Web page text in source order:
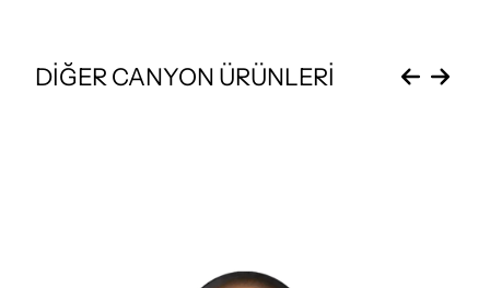
DİĞER CANYON ÜRÜNLERİ